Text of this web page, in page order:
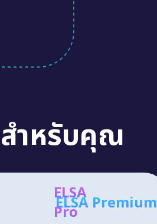
สำหรับคุณ
ELSA
Pro
ELSA Premium